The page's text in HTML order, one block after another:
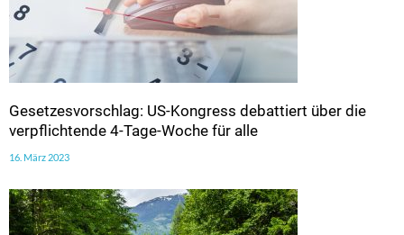
Gesetzesvorschlag: US-Kongress debattiert über die
verpflichtende 4-Tage-Woche für alle
16. März 2023